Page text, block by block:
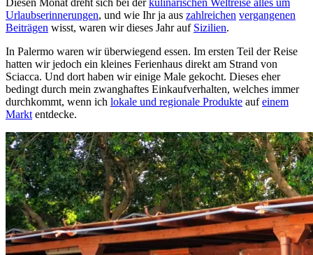
Urlaubserinnerungen, und wie Ihr ja aus zahlreichen vergangenen
Beiträgen wisst, waren wir dieses Jahr auf Sizilien.
In Palermo waren wir überwiegend essen. Im ersten Teil der Reise
hatten wir jedoch ein kleines Ferienhaus direkt am Strand von
Sciacca. Und dort haben wir einige Male gekocht. Dieses eher
bedingt durch mein zwanghaftes Einkaufverhalten, welches immer
durchkommt, wenn ich lokale und regionale Produkte aufeinem
Markt entdecke.